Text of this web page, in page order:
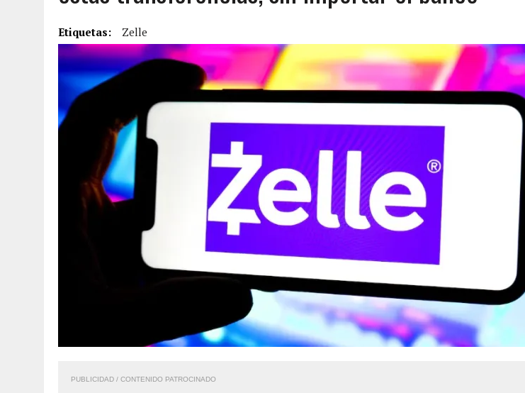
6 AGOSTO, 2026 | BARINAS: ADOLESCENTE SE QUITÓ LA VIDA TRAS SER ACOSADA Y ABUSADA POR LA PAREJA DE SU ABUELA
6 AGOSTO, 2026 | CONMOCIÓN EN COLORADO POR ASESINATO DE UNA ADOLESCENTE VENEZOLANA EN REUNIÓN CON AMIGOS
Etiquetas: Zelle
PUBLICIDAD / CONTENIDO PATROCINADO